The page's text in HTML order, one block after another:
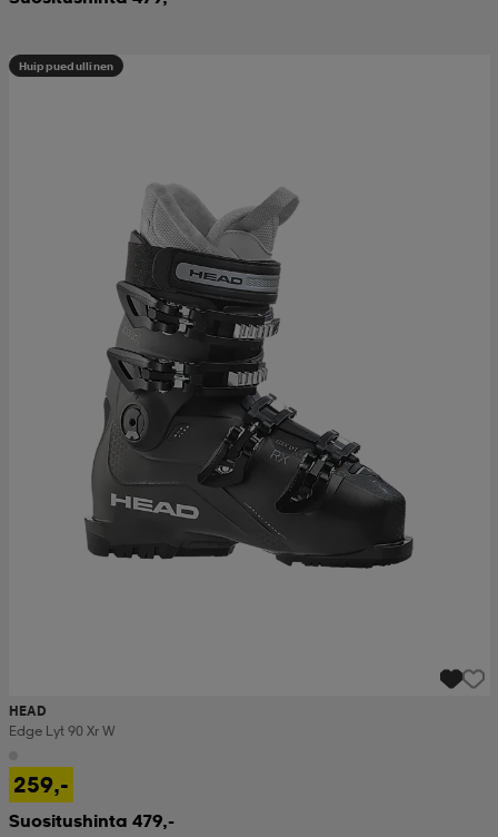
Huippuedullinen
HEAD
Edge Lyt 90 Xr W
259,-
Suositushinta 479,-